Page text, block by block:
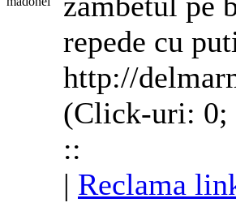
repede cu
http://
(Click-uri: 0;
::
| Reclama